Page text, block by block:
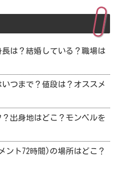
は？結婚している？職場は
つまで？値段は？オススメ
出身地はどこ？モンベルを
ント72時間)の場所はどこ？